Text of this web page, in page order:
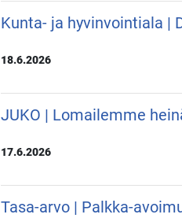
Kunta- ja hyvinvointiala |
18.6.2026
JUKO | Lomailemme
17.6.2026
Tasa-arvo | Palkka-